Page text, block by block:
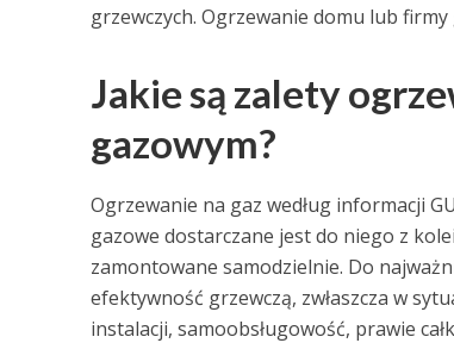
grzewczych. Ogrzewanie domu lub
Jakie są zalety
gazowym?
Ogrzewanie na gaz według informacji
gazowe dostarczane jest do niego z
zamontowane samodzielnie. Do
efektywność grzewczą, zwłaszcza w
instalacji, samoobsługowość, prawie